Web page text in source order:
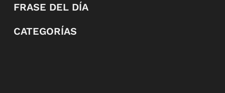
FRASE DEL DÍA
CATEGORÍAS